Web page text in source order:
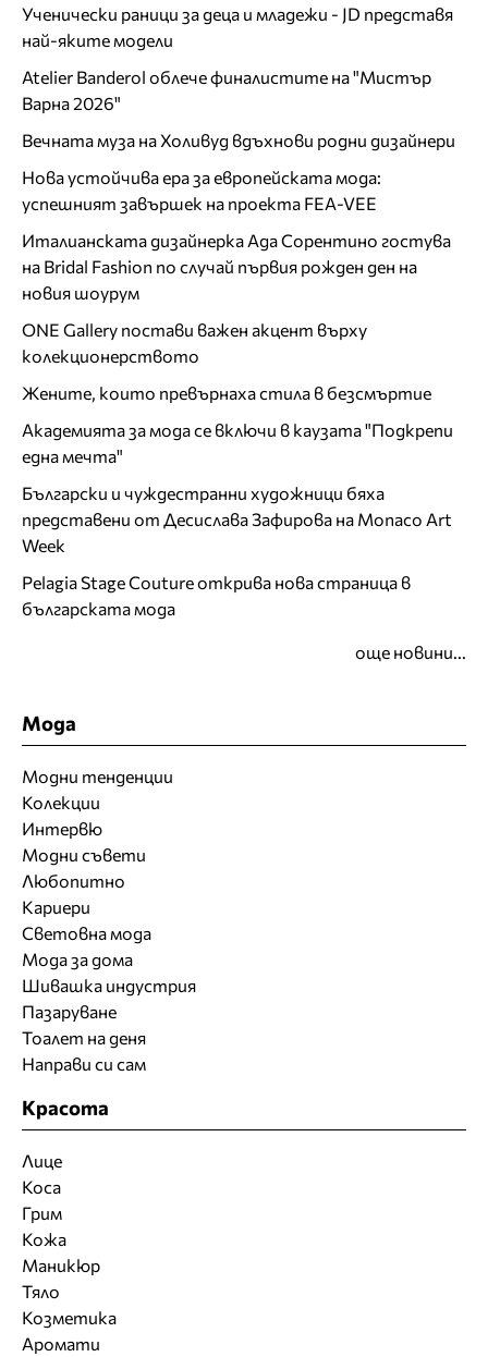
Ученически раници за деца и младежи - JD представя
най-яките модели
Atelier Banderol облече финалистите на "Мистър
Варна 2026"
Вечната муза на Холивуд вдъхнови родни дизайнери
Нова устойчива ера за европейската мода:
успешният завършек на проекта FEA-VEE
Италианската дизайнерка Ада Сорентино гостува
на Bridal Fashion по случай първия рожден ден на
новия шоурум
ONE Gallery постави важен акцент върху
колекционерството
Жените, които превърнаха стила в безсмъртие
Академията за мода се включи в каузата "Подкрепи
една мечта"
Български и чуждестранни художници бяха
представени от Десислава Зафирова на Monaco Art
Week
Pelagia Stage Couture открива нова страница в
българската мода
още новини...
Мода
Модни тенденции
Колекции
Интервю
Модни съвети
Любопитно
Кариери
Световна мода
Мода за дома
Шивашка индустрия
Пазаруване
Тоалет на деня
Направи си сам
Красота
Лице
Коса
Грим
Кожа
Маникюр
Тяло
Козметика
Аромати